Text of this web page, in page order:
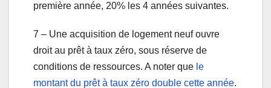
première année, 20% les 4 années suivantes.
7 – Une acquisition de logement neuf ouvre
droit au prêt à taux zéro, sous réserve de
conditions de ressources. A noter que le
montant du prêt à taux zéro double cette année.